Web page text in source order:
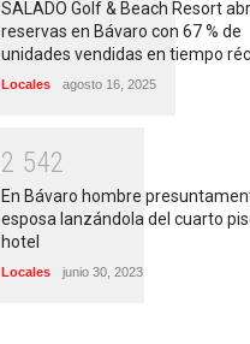
SALADO Golf & Beach Resort
reservas en Bávaro con 67 % de
unidades vendidas en tiempo
Locales agosto 16, 2025
2 542
En Bávaro hombre
esposa lanzándola del cuarto
hotel
Locales junio 30, 2023